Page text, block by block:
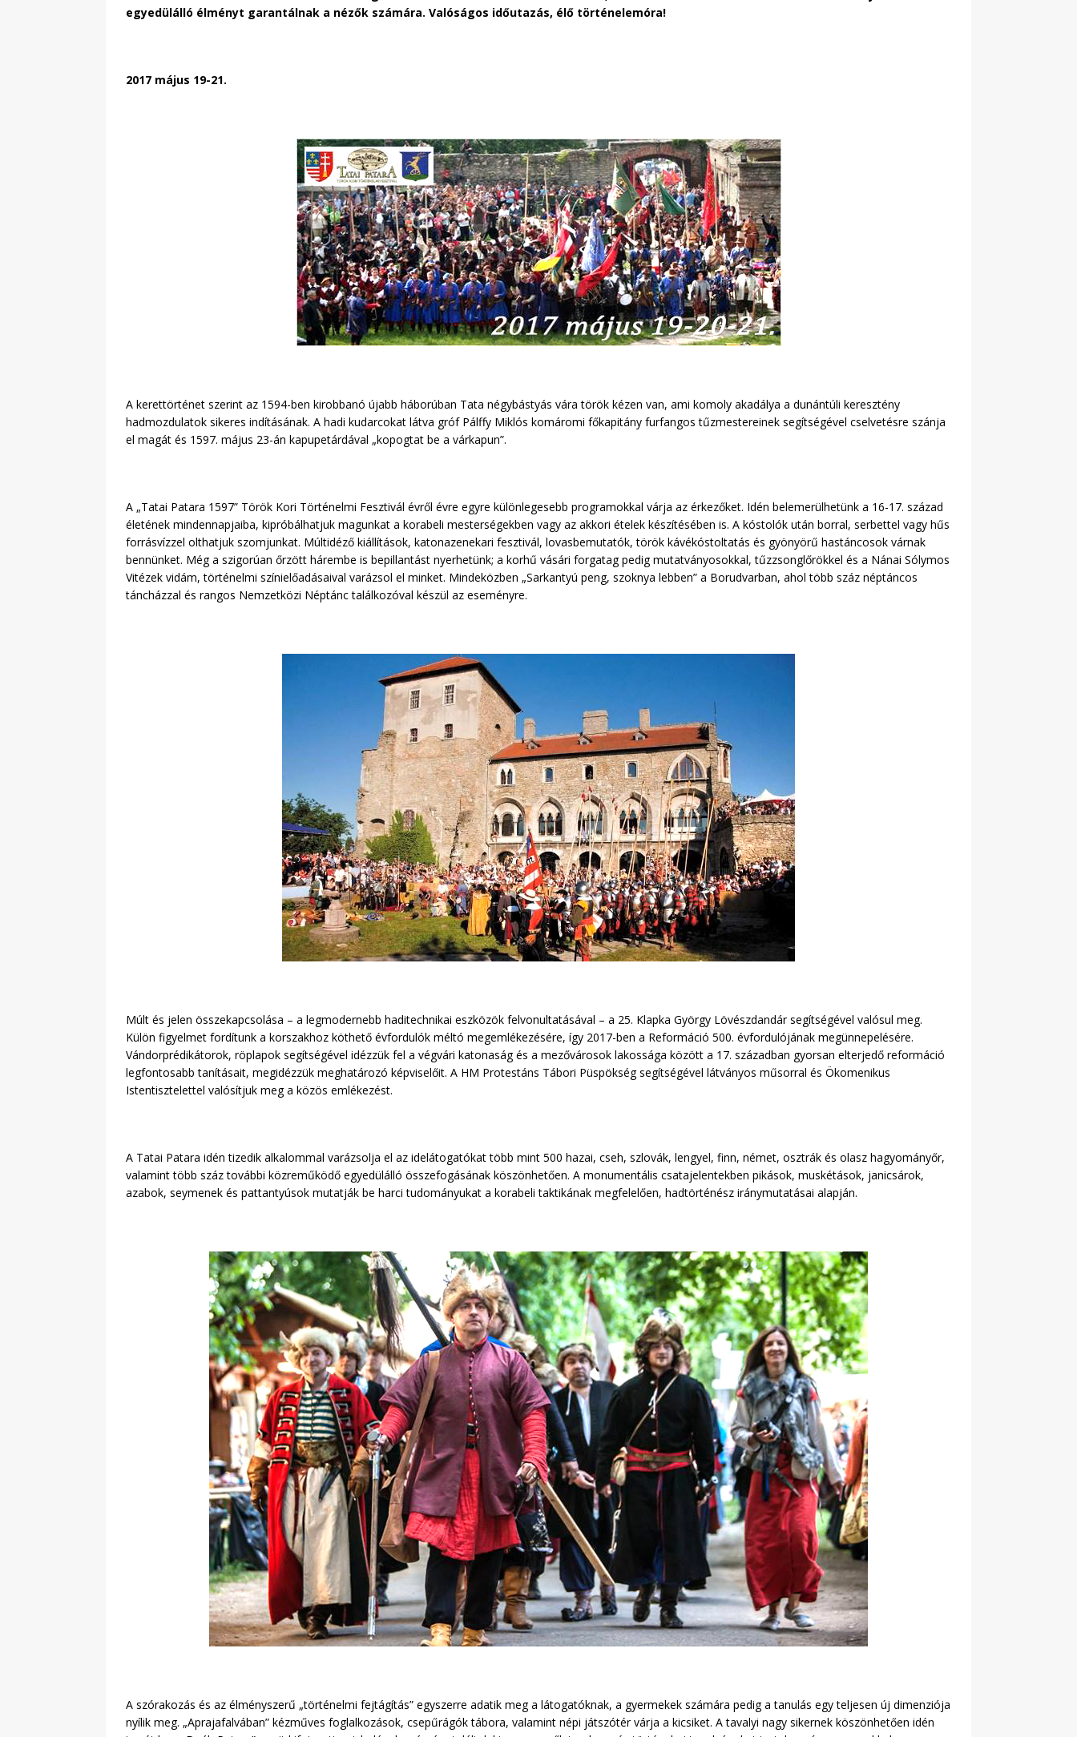
egyedülálló élményt garantálnak a nézők számára. Valóságos időutazás, élő történelemóra!
2017 május 19-21.
A kerettörténet szerint az 1594-ben kirobbanó újabb háborúban Tata négybástyás vára török kézen van, ami komoly akadálya a dunántúli keresztény
hadmozdulatok sikeres indításának. A hadi kudarcokat látva gróf Pálffy Miklós komáromi főkapitány furfangos tűzmestereinek segítségével cselvetésre szánja
el magát és 1597. május 23-án kapupetárdával „kopogtat be a várkapun”.
A „Tatai Patara 1597” Török Kori Történelmi Fesztivál évről évre egyre különlegesebb programokkal várja az érkezőket. Idén belemerülhetünk a 16-17. század
életének mindennapjaiba, kipróbálhatjuk magunkat a korabeli mesterségekben vagy az akkori ételek készítésében is. A kóstolók után borral, serbettel vagy hűs
forrásvízzel olthatjuk szomjunkat. Múltidéző kiállítások, katonazenekari fesztivál, lovasbemutatók, török kávékóstoltatás és gyönyörű hastáncosok várnak
bennünket. Még a szigorúan őrzött hárembe is bepillantást nyerhetünk; a korhű vásári forgatag pedig mutatványosokkal, tűzzsonglőrökkel és a Nánai Sólymos
Vitézek vidám, történelmi színielőadásaival varázsol el minket. Mindeközben „Sarkantyú peng, szoknya lebben” a Borudvarban, ahol több száz néptáncos
táncházzal és rangos Nemzetközi Néptánc találkozóval készül az eseményre.
Múlt és jelen összekapcsolása – a legmodernebb haditechnikai eszközök felvonultatásával – a 25. Klapka György Lövészdandár segítségével valósul meg.
Külön figyelmet fordítunk a korszakhoz köthető évfordulók méltó megemlékezésére, így 2017-ben a Reformáció 500. évfordulójának megünnepelésére.
Vándorprédikátorok, röplapok segítségével idézzük fel a végvári katonaság és a mezővárosok lakossága között a 17. században gyorsan elterjedő reformáció
legfontosabb tanításait, megidézzük meghatározó képviselőit. A HM Protestáns Tábori Püspökség segítségével látványos műsorral és Ökomenikus
Istentisztelettel valósítjuk meg a közös emlékezést.
A Tatai Patara idén tizedik alkalommal varázsolja el az idelátogatókat több mint 500 hazai, cseh, szlovák, lengyel, finn, német, osztrák és olasz hagyományőr,
valamint több száz további közreműködő egyedülálló összefogásának köszönhetően. A monumentális csatajelentekben pikások, muskétások, janicsárok,
azabok, seymenek és pattantyúsok mutatják be harci tudományukat a korabeli taktikának megfelelően, hadtörténész iránymutatásai alapján.
A szórakozás és az élményszerű „történelmi fejtágítás” egyszerre adatik meg a látogatóknak, a gyermekek számára pedig a tanulás egy teljesen új dimenziója
nyílik meg. „Aprajafalvában” kézműves foglalkozások, csepűrágók tábora, valamint népi játszótér várja a kicsiket. A tavalyi nagy sikernek köszönhetően idén